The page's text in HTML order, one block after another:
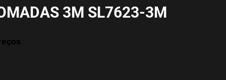
3M SL7623-3M